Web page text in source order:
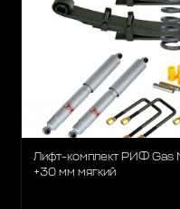
Лифт-комплект РИФ Gas
+30 мм мягкий